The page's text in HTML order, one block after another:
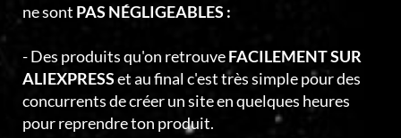
ne sont PAS NÉGLIGEABLES :
- Des produits qu'on retrouveFACILEMENT SUR
ALIEXPRESSet au final c'est très simple pour des
concurrents de créer un site en quelques heures
pour reprendre ton produit.